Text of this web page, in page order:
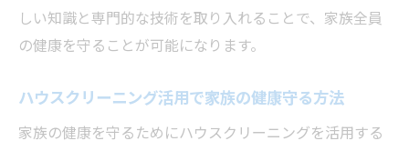
しい知識と専門的な技術を取り入れることで、家族全員
の健康を守ることが可能になります。
ハウスクリーニング活用で家族の健康守る方法
家族の健康を守るためにハウスクリーニングを活用する